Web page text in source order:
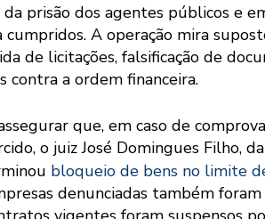
prisão dos agentes públicos e
cumpridos. A operação mira
de licitações, falsificação de
contra a ordem financeira.
que, em caso de
o juiz José Domingues Filho,
bloqueio de bens no limite
denunciadas também